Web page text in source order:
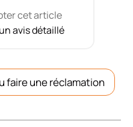
cet article
avis détaillé
faire une réclamation